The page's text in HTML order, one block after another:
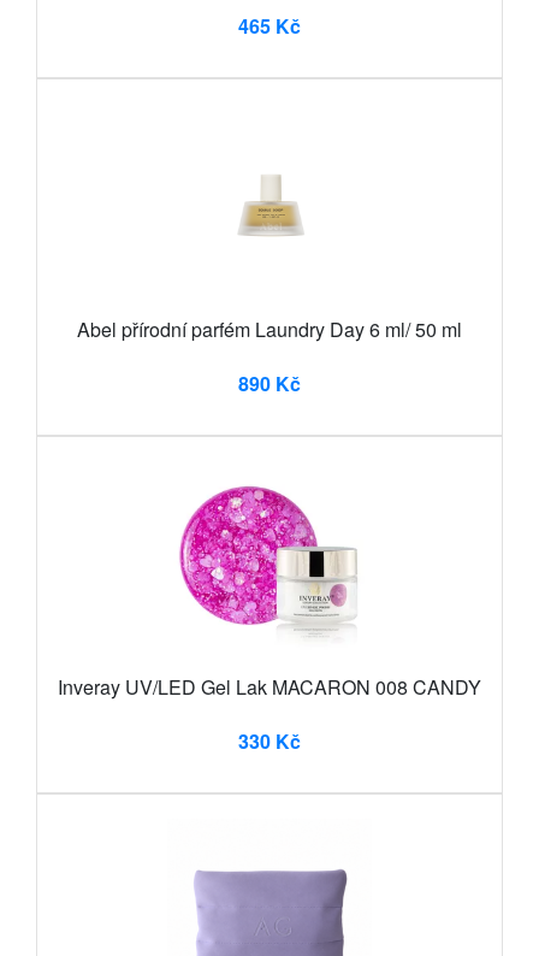
465 Kč
Abel přírodní parfém Laundry Day 6 ml/ 50 ml
890 Kč
Inveray UV/LED Gel Lak MACARON 008 CANDY
330 Kč